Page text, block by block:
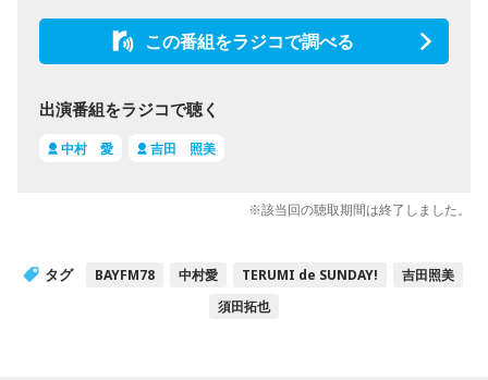
この番組をラジコで調べる
出演番組をラジコで聴く
中村 愛 吉田 照美
※該当回の聴取期間は終了しました。
タグ BAYFM78 中村愛 TERUMI de SUNDAY!
吉田照美
須田拓也